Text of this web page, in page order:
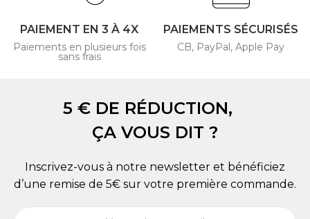
PAIEMENT EN 3 À 4X
Paiements en plusieurs fois
sans frais
PAIEMENTS SÉCURISÉS
CB, PayPal, Apple Pay
5 € DE RÉDUCTION,
ÇA VOUS DIT ?
Inscrivez-vous à notre newsletter et bénéficiez
d’une remise de 5€ sur votre première commande.